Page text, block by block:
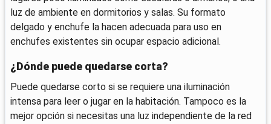
luz de ambiente en dormitorios y salas. Su formato
delgado y enchufe la hacen adecuada para uso en
enchufes existentes sin ocupar espacio adicional.
¿Dónde puede quedarse corta?
Puede quedarse corto si se requiere una iluminación
intensa para leer o jugar en la habitación. Tampoco es la
mejor opción si necesitas una luz independiente de la red